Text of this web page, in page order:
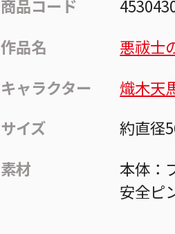
商品コード
作品名
悪祓士
キャラクター
熾木天
サイズ
約直径
素材
本体：
安全ピ